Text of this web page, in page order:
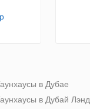
в Дубае
в Дубай Лэнд